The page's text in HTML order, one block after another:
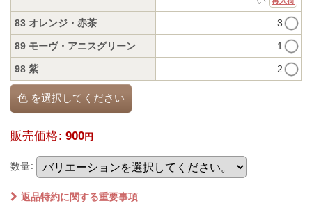
83 オレンジ・赤茶 3
89 モーヴ・アニスグリーン 1
98 紫 2
色 を選択してください
販売価格: 900円
数量:
返品特約に関する重要事項